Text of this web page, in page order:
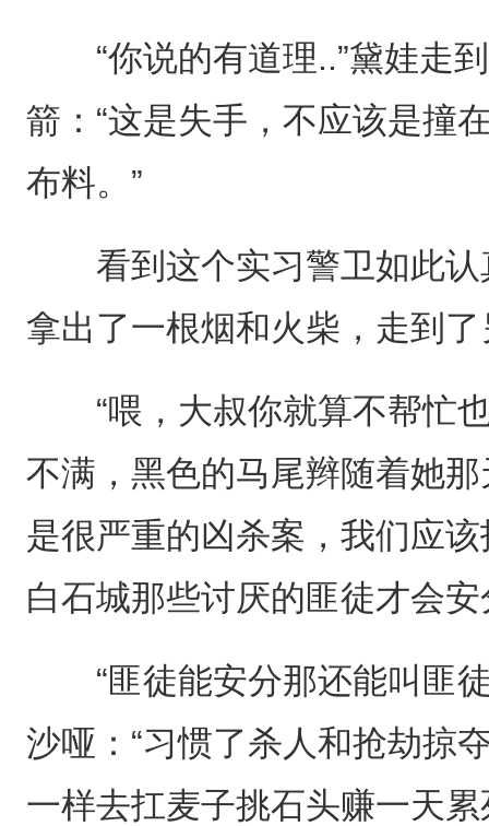
“你说的有道理..”黛娃走到
箭：“这是失手，不应该是撞
布料。”
看到这个实习警卫如此认
拿出了一根烟和火柴，走到
“喂，大叔你就算不帮忙也
不满，黑色的马尾辫随着她
是很严重的凶杀案，我们应
白石城那些讨厌的匪徒才会安
“匪徒能安分那还能叫匪徒
沙哑：“习惯了杀人和抢劫掠
一样去扛麦子挑石头赚一天